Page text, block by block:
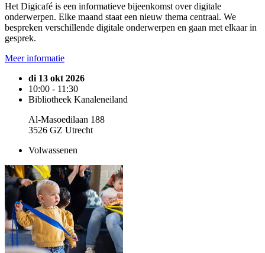
Het Digicafé is een informatieve bijeenkomst over digitale
onderwerpen. Elke maand staat een nieuw thema centraal. We
bespreken verschillende digitale onderwerpen en gaan met elkaar in
gesprek.
Meer informatie
di 13 okt 2026
10:00 - 11:30
Bibliotheek Kanaleneiland
Al-Masoedilaan 188
3526 GZ Utrecht
Volwassenen